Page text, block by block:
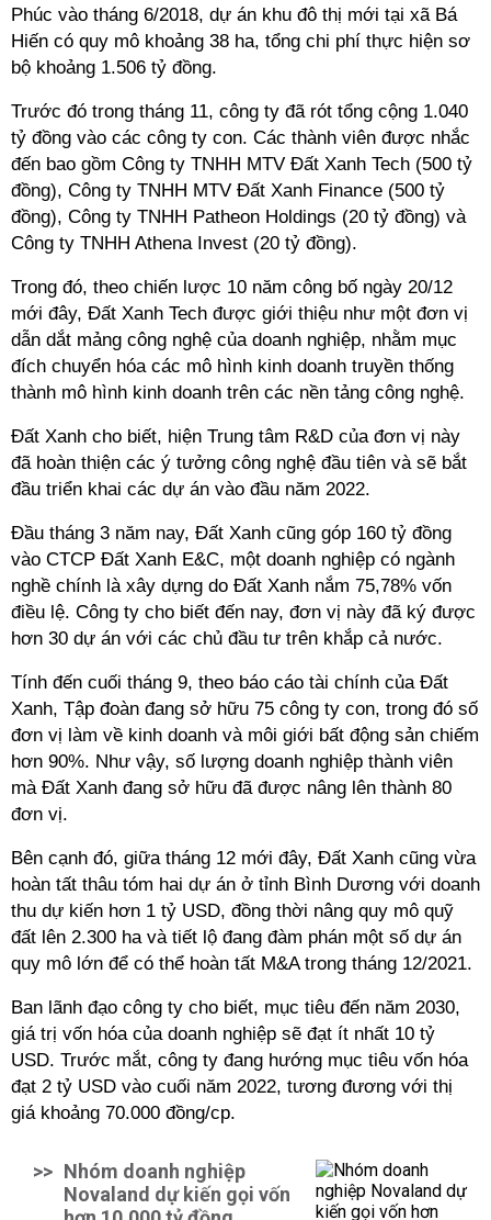
Phúc vào tháng 6/2018, dự án khu đô thị mới tại xã Bá
Hiến có quy mô khoảng 38 ha, tổng chi phí thực hiện sơ
bộ khoảng 1.506 tỷ đồng.
Trước đó trong tháng 11, công ty đã rót tổng cộng 1.040
tỷ đồng vào các công ty con. Các thành viên được nhắc
đến bao gồm Công ty TNHH MTV Đất Xanh Tech (500 tỷ
đồng), Công ty TNHH MTV Đất Xanh Finance (500 tỷ
đồng), Công ty TNHH Patheon Holdings (20 tỷ đồng) và
Công ty TNHH Athena Invest (20 tỷ đồng).
Trong đó, theo chiến lược 10 năm công bố ngày 20/12
mới đây, Đất Xanh Tech được giới thiệu như một đơn vị
dẫn dắt mảng công nghệ của doanh nghiệp, nhằm mục
đích chuyển hóa các mô hình kinh doanh truyền thống
thành mô hình kinh doanh trên các nền tảng công nghệ.
Đất Xanh cho biết, hiện Trung tâm R&D của đơn vị này
đã hoàn thiện các ý tưởng công nghệ đầu tiên và sẽ bắt
đầu triển khai các dự án vào đầu năm 2022.
Đầu tháng 3 năm nay, Đất Xanh cũng góp 160 tỷ đồng
vào CTCP Đất Xanh E&C, một doanh nghiệp có ngành
nghề chính là xây dựng do Đất Xanh nắm 75,78% vốn
điều lệ. Công ty cho biết đến nay, đơn vị này đã ký được
hơn 30 dự án với các chủ đầu tư trên khắp cả nước.
Tính đến cuối tháng 9, theo báo cáo tài chính của Đất
Xanh, Tập đoàn đang sở hữu 75 công ty con, trong đó số
đơn vị làm về kinh doanh và môi giới bất động sản chiếm
hơn 90%. Như vậy, số lượng doanh nghiệp thành viên
mà Đất Xanh đang sở hữu đã được nâng lên thành 80
đơn vị.
Bên cạnh đó, giữa tháng 12 mới đây, Đất Xanh cũng vừa
hoàn tất thâu tóm hai dự án ở tỉnh Bình Dương với doanh
thu dự kiến hơn 1 tỷ USD, đồng thời nâng quy mô quỹ
đất lên 2.300 ha và tiết lộ đang đàm phán một số dự án
quy mô lớn để có thể hoàn tất M&A trong tháng 12/2021.
Ban lãnh đạo công ty cho biết, mục tiêu đến năm 2030,
giá trị vốn hóa của doanh nghiệp sẽ đạt ít nhất 10 tỷ
USD. Trước mắt, công ty đang hướng mục tiêu vốn hóa
đạt 2 tỷ USD vào cuối năm 2022, tương đương với thị
giá khoảng 70.000 đồng/cp.
>> Nhóm doanh nghiệp
Novaland dự kiến gọi vốn